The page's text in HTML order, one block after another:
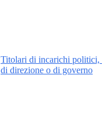
Titolari di incarichi politici,
di direzione o di governo